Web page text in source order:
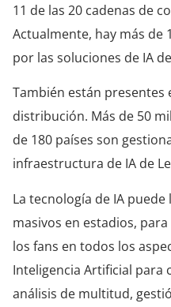
11 de las 20 cadenas de
Actualmente, hay más de
por las soluciones de IA
También están presentes
distribución. Más de 50
de 180 países son
infraestructura de IA de
La tecnología de IA
masivos en estadios,
los fans en todos los
Inteligencia Artificial para
análisis de multitud,